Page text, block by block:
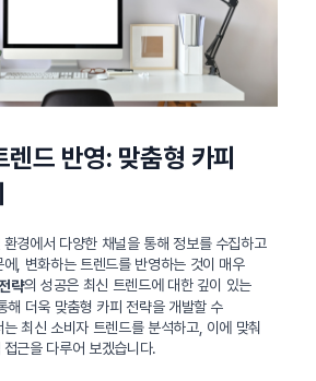
드 반영: 맞춤형 카피
경에서 다양한 채널을 통해 정보를 수집하고
, 변화하는 트렌드를 반영하는 것이 매우
략의 성공은 최신 트렌드에 대한 깊이 있는
해 더욱 맞춤형 카피 전략을 개발할 수
최신 소비자 트렌드를 분석하고, 이에 맞춰
근을 다루어 보겠습니다.